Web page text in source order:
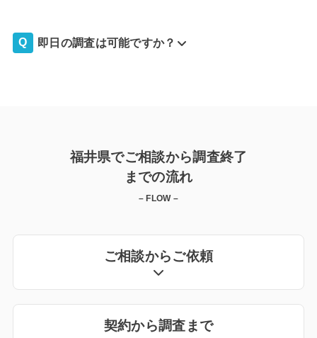
即日の調査は可能ですか？
福井県でご相談から調査終了
までの流れ
– FLOW –
ご相談からご依頼
契約から調査まで